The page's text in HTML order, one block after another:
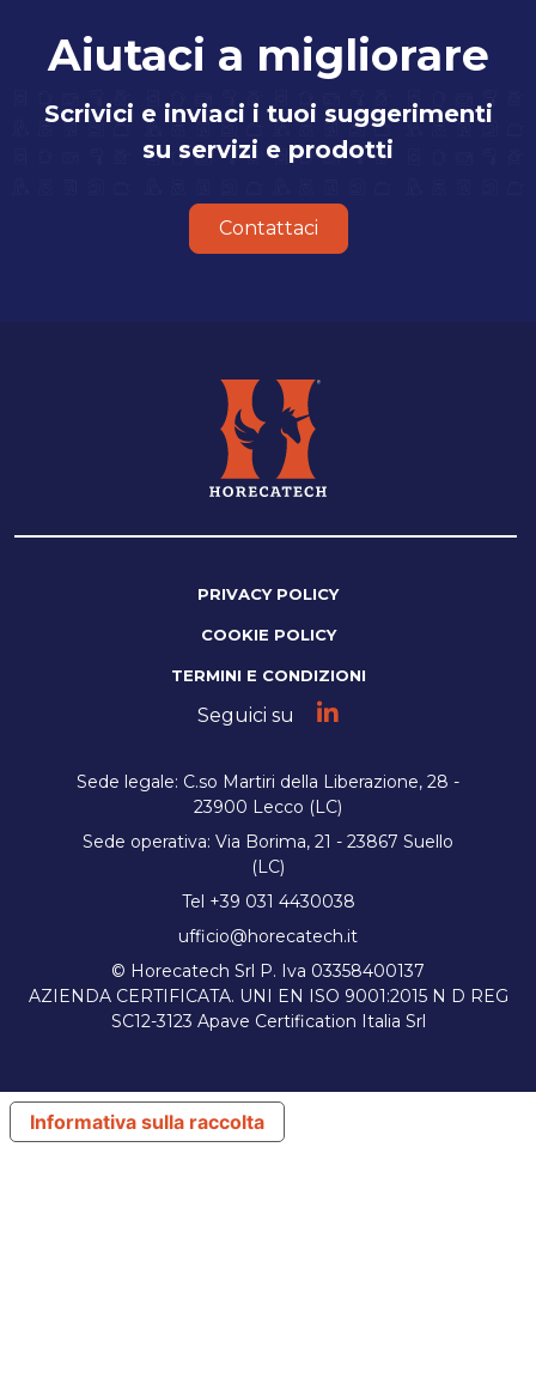
Aiutaci a migliorare
Scrivici e inviaci i tuoi suggerimenti
su servizi e prodotti
Contattaci
PRIVACY POLICY
COOKIE POLICY
TERMINI E CONDIZIONI
Seguici su
Sede legale: C.so Martiri della Liberazione, 28 -
23900 Lecco (LC)
Sede operativa: Via Borima, 21 - 23867 Suello
(LC)
Tel +39 031 4430038
ufficio@horecatech.it
© Horecatech Srl P. Iva 03358400137
AZIENDA CERTIFICATA. UNI EN ISO 9001:2015 N D REG
SC12-3123 Apave Certification Italia Srl
Informativa sulla raccolta